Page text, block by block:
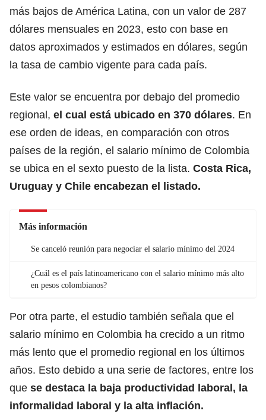
más bajos de América Latina, con un valor de 287
dólares mensuales en 2023, esto con base en
datos aproximados y estimados en dólares, según
la tasa de cambio vigente para cada país.
Este valor se encuentra por debajo del promedio
regional, el cual está ubicado en 370 dólares. En
ese orden de ideas, en comparación con otros
países de la región, el salario mínimo de Colombia
se ubica en el sexto puesto de la lista. Costa Rica,
Uruguay y Chile encabezan el listado.
Más información
Se canceló reunión para negociar el salario mínimo del 2024
¿Cuál es el país latinoamericano con el salario mínimo más alto
en pesos colombianos?
Por otra parte, el estudio también señala que el
salario mínimo en Colombia ha crecido a un ritmo
más lento que el promedio regional en los últimos
años. Esto debido a una serie de factores, entre los
que se destaca la baja productividad laboral, la
informalidad laboral y la alta inflación.